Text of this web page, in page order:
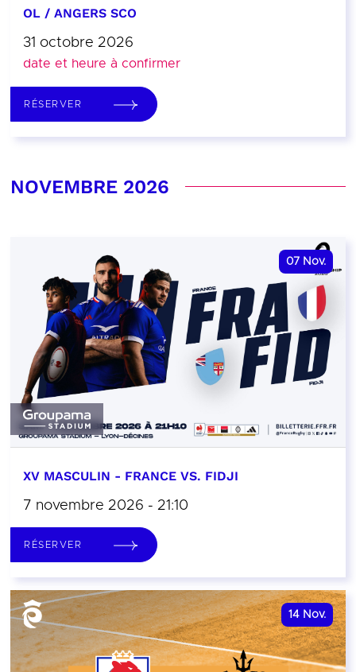
OL / ANGERS SCO
31 octobre 2026
date et heure à confirmer
RÉSERVER
NOVEMBRE 2026
07 Nov.
XV MASCULIN - FRANCE VS. FIDJI
7 novembre 2026 - 21:10
RÉSERVER
14 Nov.